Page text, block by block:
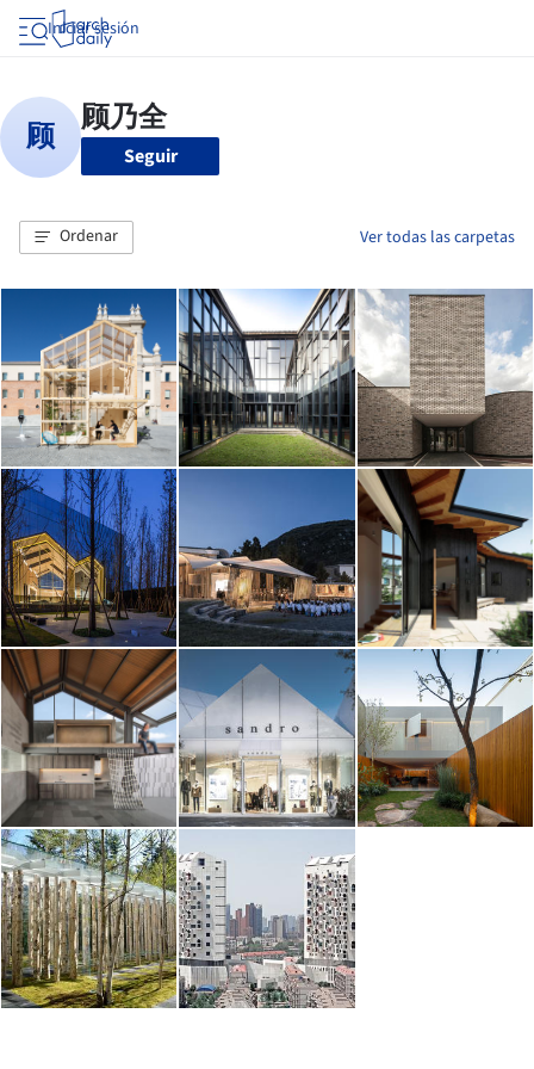
Iniciar sesión
Seguir
Ordenar Ver todas las carpetas